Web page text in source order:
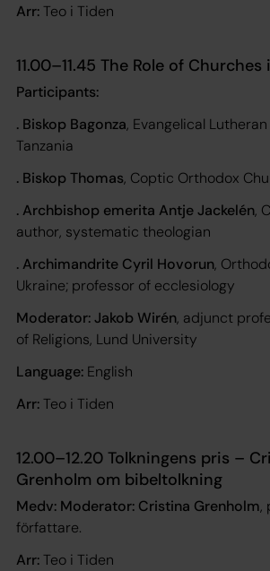
Arr:Teo i Tiden
11.00–11.45 The Role of
Participants:
. Biskop Bagonza, Evangelical
Tanzania
. Biskop Thomas, Coptic Orthodox
. Archbishop emerita Antje Jackelén,
author, systematic theologian
. Archimandrite Cyril Hovorun,
Ukraine; professor of ecclesiology
Moderator: Jakob Wirén, adjunct
of Religions, Lund University
Language: English
Arr:Teo i Tiden
12.00–12.20 Tolkningens pris –
Grenholm om bibeltolkning
Medv: Moderator: Cristina Grenholm,
författare.
Arr:Teo i Tiden